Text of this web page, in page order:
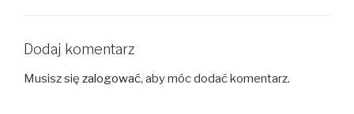
Dodaj komentarz
Musisz się zalogować, aby móc dodać komentarz.